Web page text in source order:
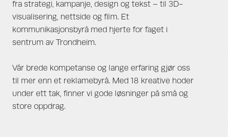
fra strategi, kampanje, design og tekst – til 3D-
visualisering, nettside og film. Et
kommunikasjonsbyrå med hjerte for faget i
sentrum av Trondheim.
Vår brede kompetanse og lange erfaring gjør oss
til mer enn et reklamebyrå. Med 18 kreative hoder
under ett tak, finner vi gode løsninger på små og
store oppdrag.